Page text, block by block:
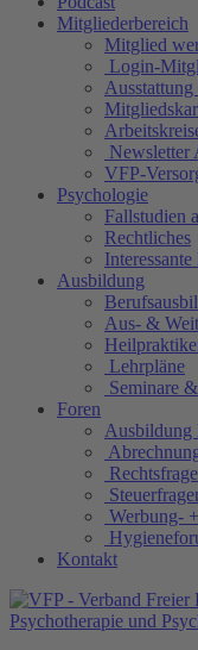
Mitgliederbereich
Mitglied
Login-
VFP-
Psychologie
Fallstudien
Rechtliches
Ausbildung
Aus- &
Lehrpläne
Seminare
Foren
Ausbildung
Werbung-
Kontakt